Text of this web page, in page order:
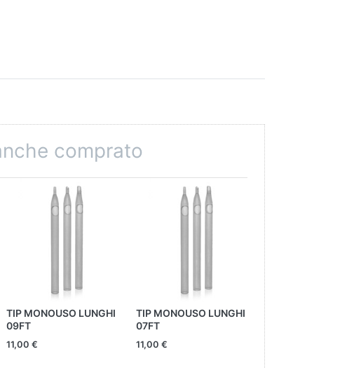
comprato
TIP MONOUSO LUNGHI
09FT
11,00 €
TIP MONOUSO LUNGHI
07FT
11,00 €